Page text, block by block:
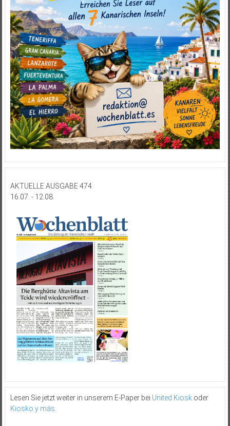
AKTUELLE AUSGABE 474
16.07. - 12.08.
Lesen Sie jetzt weiter in unserem E-Paper bei United Kioskoder
Kiosko y más